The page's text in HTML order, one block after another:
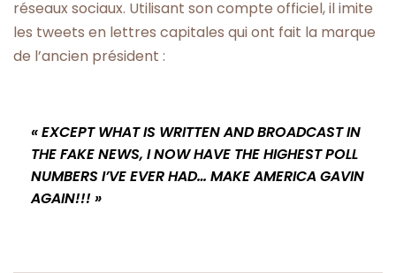
réseaux sociaux. Utilisant son compte officiel, il imite
les tweets en lettres capitales qui ont fait la marque
de l’ancien président :
« EXCEPT WHAT IS WRITTEN AND BROADCAST IN
THE FAKE NEWS, I NOW HAVE THE HIGHEST POLL
NUMBERS I’VE EVER HAD… MAKE AMERICA GAVIN
AGAIN!!! »